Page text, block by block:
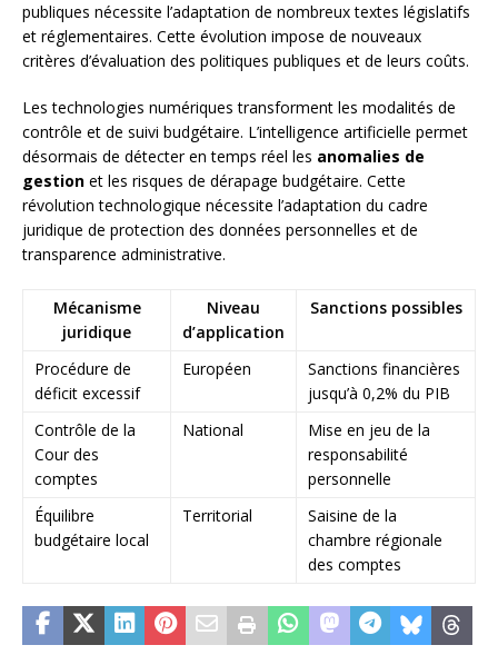
publiques nécessite l’adaptation de nombreux textes législatifs
et réglementaires. Cette évolution impose de nouveaux
critères d’évaluation des politiques publiques et de leurs coûts.
Les technologies numériques transforment les modalités de
contrôle et de suivi budgétaire. L’intelligence artificielle permet
désormais de détecter en temps réel les anomalies de
gestion et les risques de dérapage budgétaire. Cette
révolution technologique nécessite l’adaptation du cadre
juridique de protection des données personnelles et de
transparence administrative.
Mécanisme
juridique
Niveau
d’application
Sanctions possibles
Procédure de
déficit excessif
Européen
Sanctions financières
jusqu’à 0,2% du PIB
Contrôle de la
Cour des
comptes
National
Mise en jeu de la
responsabilité
personnelle
Équilibre
budgétaire local
Territorial
Saisine de la
chambre régionale
des comptes